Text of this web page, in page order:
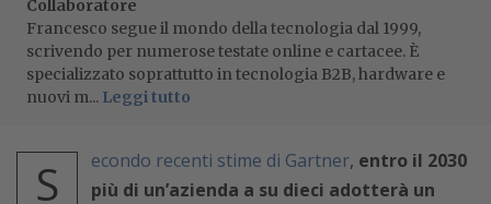
Collaboratore
Francesco segue il mondo della tecnologia dal 1999,
scrivendo per numerose testate online e cartacee. È
specializzato soprattutto in tecnologia B2B, hardware e
nuovi m... Leggi tutto
S econdo recenti stime di Gartner, entro il 2030
più di un’azienda a su dieci adotterà un